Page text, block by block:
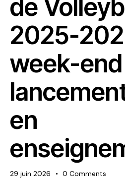
de
2025-
week-
en
29 juin 2026 0 Comments